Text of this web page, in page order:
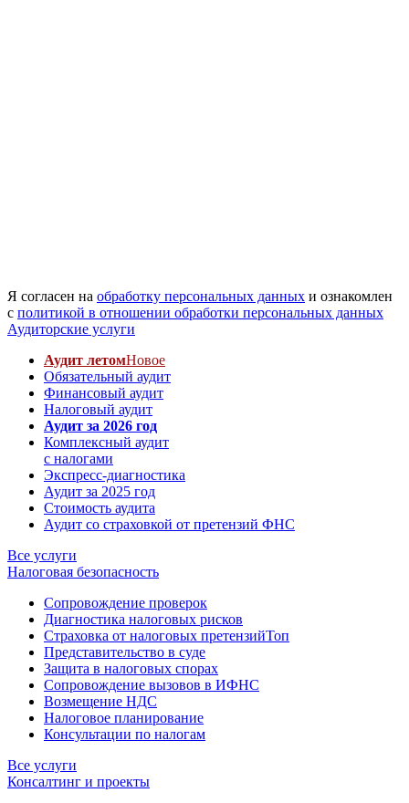
Я согласен на обработку персональных данных и ознакомлен
с политикой в отношении обработки персональных данных
Аудиторские услуги
Аудит летомНовое
Обязательный аудит
Финансовый аудит
Налоговый аудит
Аудит за 2026 год
Комплексный аудит
с налогами
Экспресс-диагностика
Аудит за 2025 год
Стоимость аудита
Аудит со страховкой от претензий ФНС
Все услуги
Налоговая безопасность
Сопровождение проверок
Диагностика налоговых рисков
Страховка от налоговых претензийТоп
Представительство в суде
Защита в налоговых спорах
Сопровождение вызовов в ИФНС
Возмещение НДС
Налоговое планирование
Консультации по налогам
Все услуги
Консалтинг и проекты